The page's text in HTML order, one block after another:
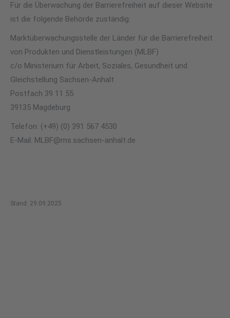
Für die Überwachung der Barrierefreiheit auf dieser Website
ist die folgende Behörde zuständig:
Marktüberwachungsstelle der Länder für die Barrierefreiheit
von Produkten und Dienstleistungen (MLBF)
c/o Ministerium für Arbeit, Soziales, Gesundheit und
Gleichstellung Sachsen-Anhalt
Postfach 39 11 55
39135 Magdeburg
Telefon: (+49) (0) 391 567 4530
E-​Mail: MLBF@ms.sachsen-​anhalt.de
Stand: 29.09.2025